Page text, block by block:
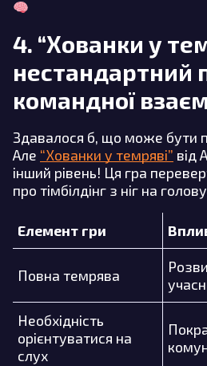
4. “Хованки у
нестандартний
командної
Здавалося б, що може бути
Але “Хованки у темряві” від
інший рівень! Ця гра
про тімбілдінг з ніг на
Елемент гри
Повна темрява
Необхідність
орієнтуватися на
слух